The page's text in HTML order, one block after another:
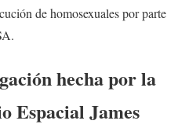
de homosexuales por parte
hecha por la
Espacial James